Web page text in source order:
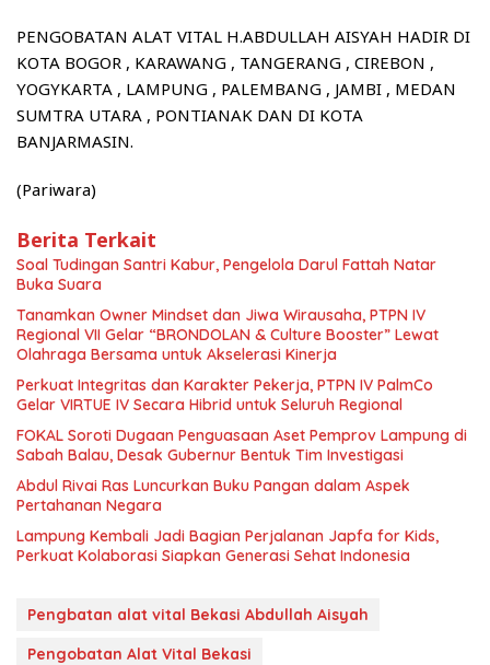
PENGOBATAN ALAT VITAL H.ABDULLAH AISYAH HADIR DI
KOTA BOGOR , KARAWANG , TANGERANG , CIREBON ,
YOGYKARTA , LAMPUNG , PALEMBANG , JAMBI , MEDAN
SUMTRA UTARA , PONTIANAK DAN DI KOTA
BANJARMASIN.
(Pariwara)
Berita Terkait
Soal Tudingan Santri Kabur, Pengelola Darul Fattah Natar
Buka Suara
Tanamkan Owner Mindset dan Jiwa Wirausaha, PTPN IV
Regional VII Gelar “BRONDOLAN & Culture Booster” Lewat
Olahraga Bersama untuk Akselerasi Kinerja
Perkuat Integritas dan Karakter Pekerja, PTPN IV PalmCo
FOKAL Soroti Dugaan Penguasaan Aset Pemprov Lampung di
Sabah Balau, Desak Gubernur Bentuk Tim Investigasi
Abdul Rivai Ras Luncurkan Buku Pangan dalam Aspek
Pertahanan Negara
Lampung Kembali Jadi Bagian Perjalanan Japfa for Kids,
Perkuat Kolaborasi Siapkan Generasi Sehat Indonesia
Pengbatan alat vital Bekasi Abdullah Aisyah
Pengobatan Alat Vital Bekasi